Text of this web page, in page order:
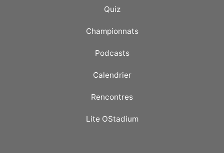
Quiz
Championnats
Podcasts
Calendrier
Rencontres
Lite OStadium